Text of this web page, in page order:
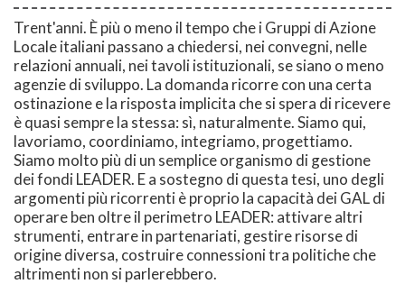
Trent'anni. È più o meno il tempo che i Gruppi di Azione
Locale italiani passano a chiedersi, nei convegni, nelle
relazioni annuali, nei tavoli istituzionali, se siano o meno
agenzie di sviluppo. La domanda ricorre con una certa
ostinazione e la risposta implicita che si spera di ricevere
è quasi sempre la stessa: sì, naturalmente. Siamo qui,
lavoriamo, coordiniamo, integriamo, progettiamo.
Siamo molto più di un semplice organismo di gestione
dei fondi LEADER. E a sostegno di questa tesi, uno degli
argomenti più ricorrenti è proprio la capacità dei GAL di
operare ben oltre il perimetro LEADER: attivare altri
strumenti, entrare in partenariati, gestire risorse di
origine diversa, costruire connessioni tra politiche che
altrimenti non si parlerebbero.